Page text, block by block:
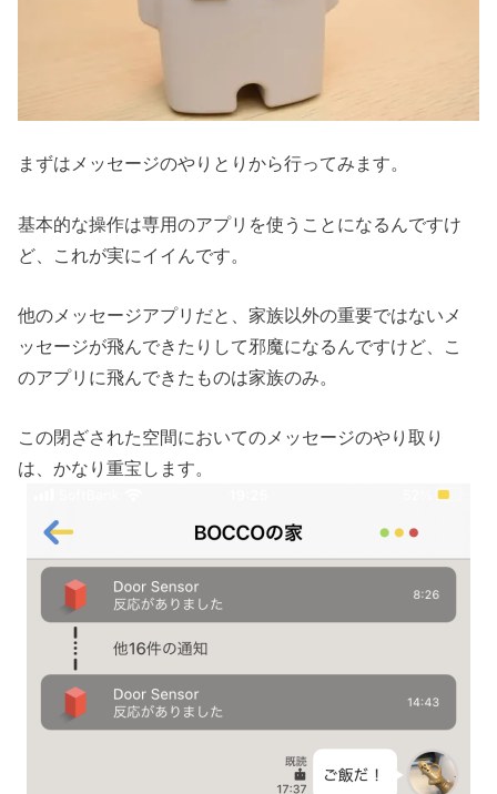
まずはメッセージのやりとりから行ってみます。
基本的な操作は専用のアプリを使うことになるんですけ
ど、これが実にイイんです。
他のメッセージアプリだと、家族以外の重要ではないメ
ッセージが飛んできたりして邪魔になるんですけど、こ
のアプリに飛んできたものは家族のみ。
この閉ざされた空間においてのメッセージのやり取り
は、かなり重宝します。